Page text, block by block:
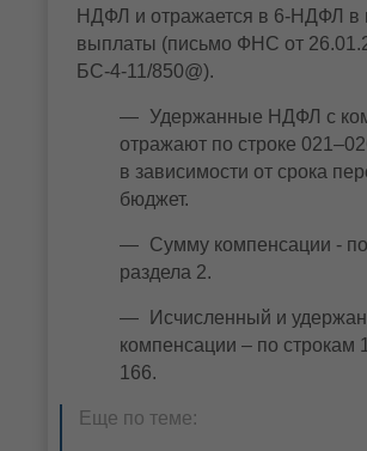
НДФЛ и отражается в 6-НДФЛ в
выплаты (письмо ФНС от
БС-4-11/850@).
Удержанные НДФЛ с
отражают по строке
в зависимости от срока
бюджет.
Сумму компенсации -
раздела 2.
Исчисленный и
компенсации – по строкам
166.
Еще по теме: